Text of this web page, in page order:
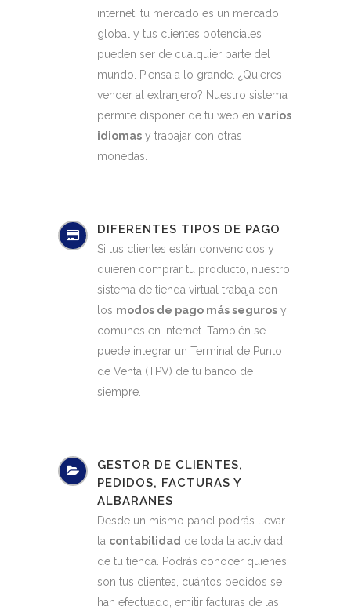
internet, tu mercado es un mercado
global y tus clientes potenciales
pueden ser de cualquier parte del
mundo. Piensa a lo grande. ¿Quieres
vender al extranjero? Nuestro sistema
permite disponer de tu web en varios
idiomas y trabajar con otras
monedas.
DIFERENTES TIPOS DE PAGO
Si tus clientes están convencidos y
quieren comprar tu producto, nuestro
sistema de tienda virtual trabaja con
los modos de pago más seguros y
comunes en Internet. También se
puede integrar un Terminal de Punto
de Venta (TPV) de tu banco de
siempre.
GESTOR DE CLIENTES,
PEDIDOS, FACTURAS Y
ALBARANES
Desde un mismo panel podrás llevar
la contabilidad de toda la actividad
de tu tienda. Podrás conocer quienes
son tus clientes, cuántos pedidos se
han efectuado, emitir facturas de las